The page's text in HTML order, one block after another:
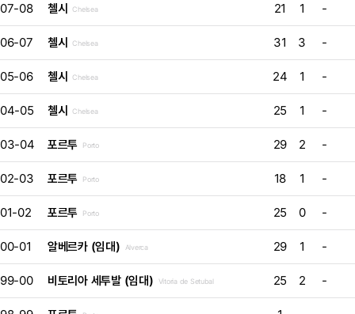
07-08 첼시 Chelsea 21 1 -
06-07 첼시 Chelsea 31 3 -
05-06 첼시 Chelsea 24 1 -
04-05 첼시 Chelsea 25 1 -
03-04 포르투 Porto 29 2 -
02-03 포르투 Porto 18 1 -
01-02 포르투 Porto 25 0 -
00-01 알베르카 (임대) Alverca 29 1 -
99-00 비토리아 세투발 (임대) Vitoria de Setubal 25 2 -